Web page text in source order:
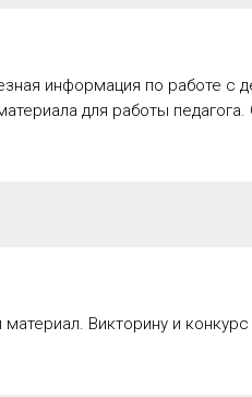
информация по работе с
для работы
Викторину и